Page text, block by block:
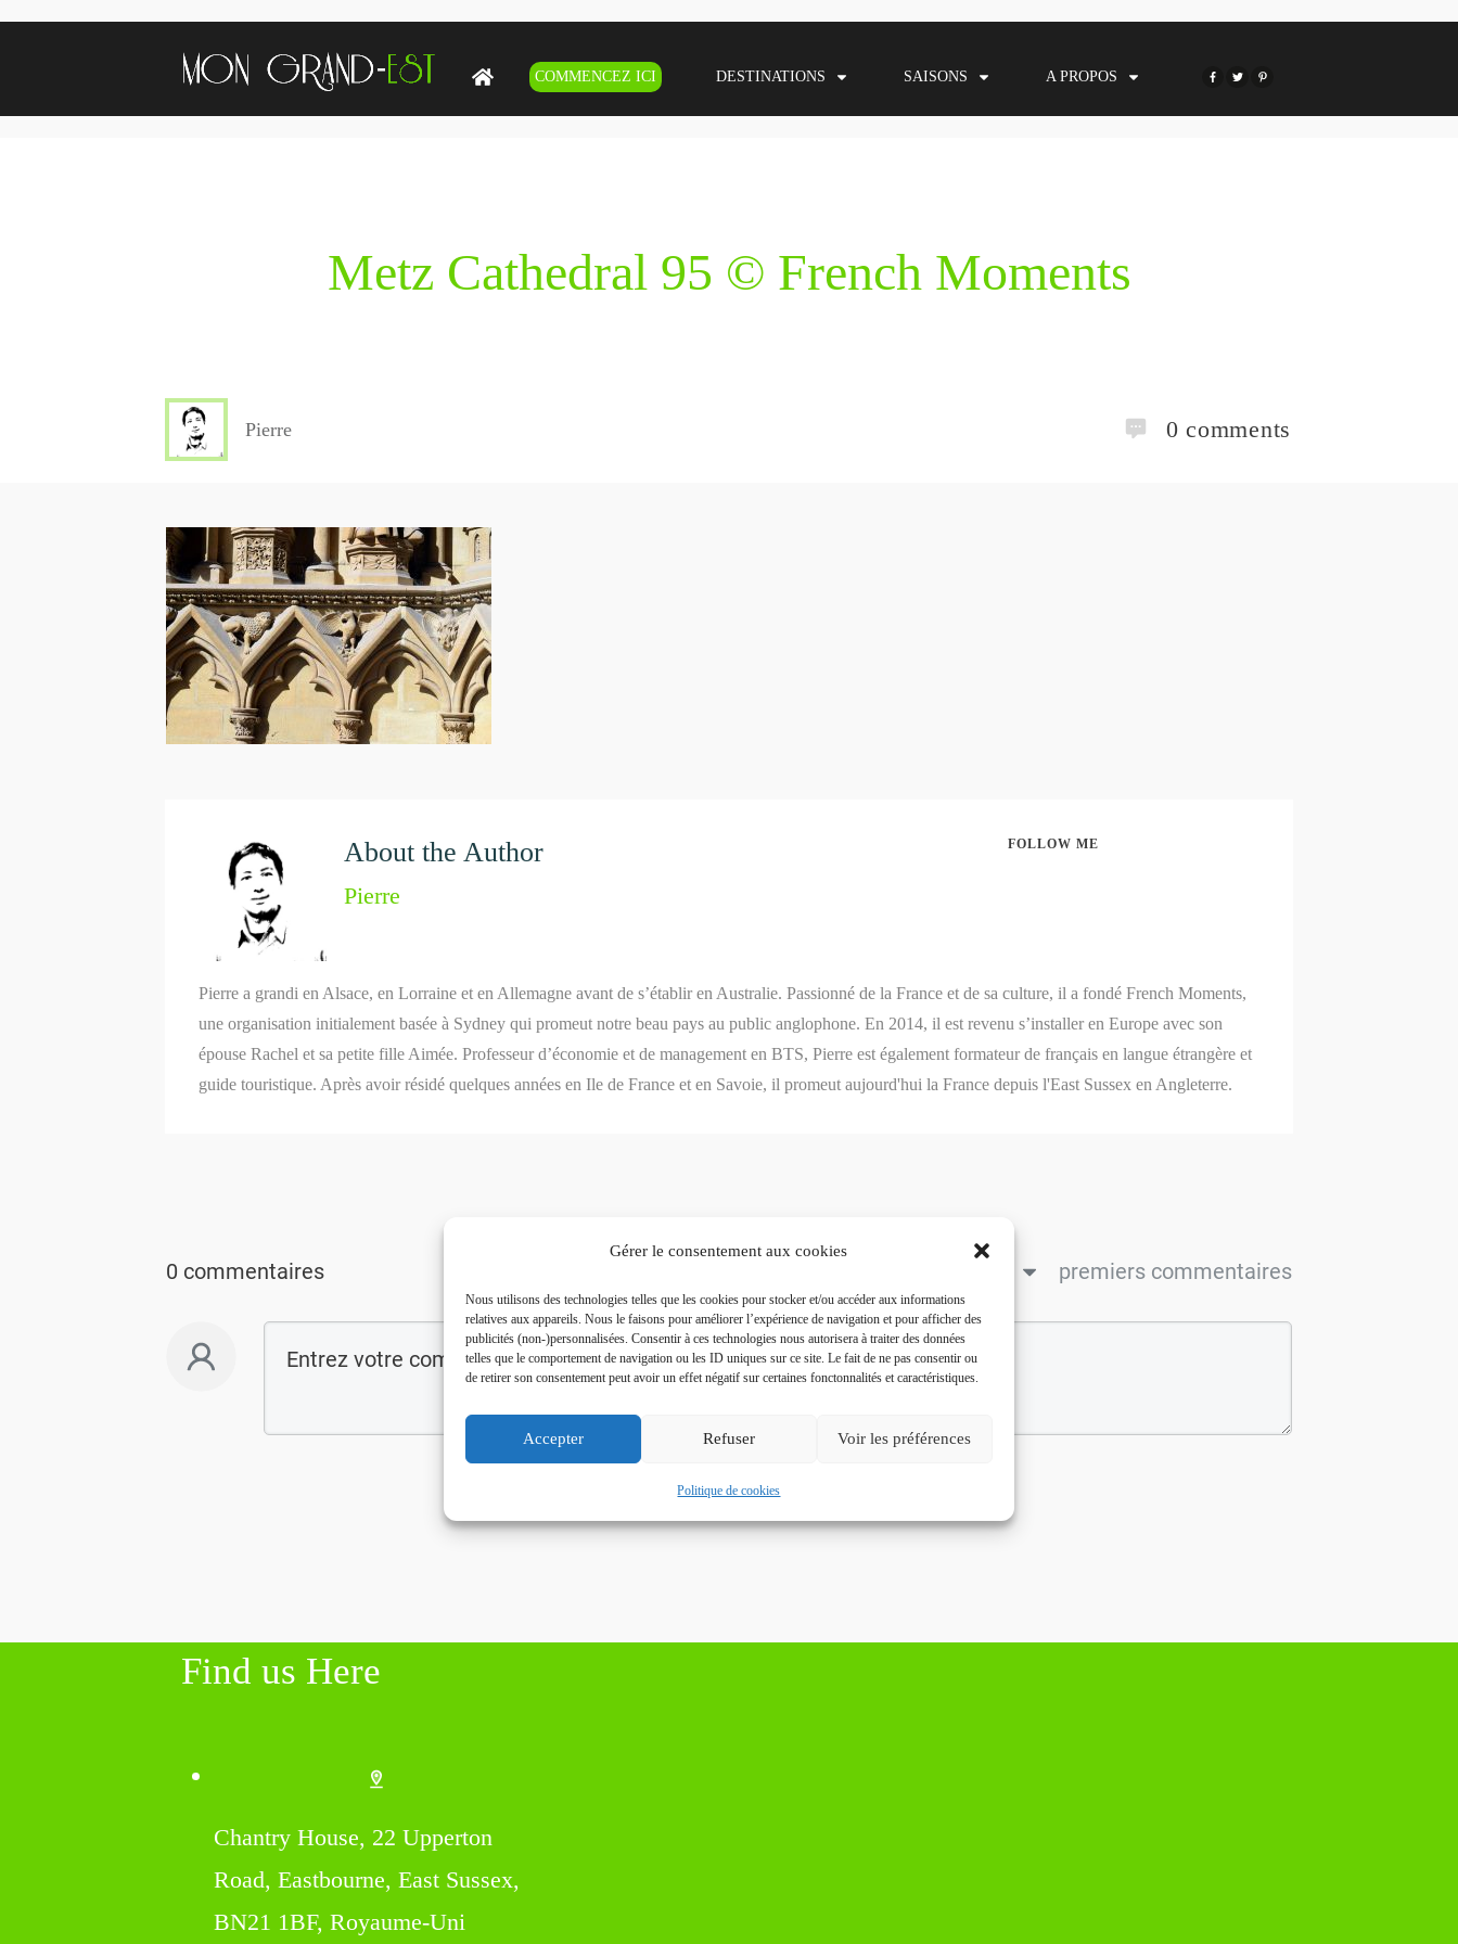
Gérer le consentement aux cookies
Nous utilisons des technologies telles que les cookies pour stocker et/ou accéder aux informations
relatives aux appareils. Nous le faisons pour améliorer l’expérience de navigation et pour afficher des
publicités (non-)personnalisées. Consentir à ces technologies nous autorisera à traiter des données
telles que le comportement de navigation ou les ID uniques sur ce site. Le fait de ne pas consentir ou
de retirer son consentement peut avoir un effet négatif sur certaines fonctonnalités et caractéristiques.
Accepter Refuser Voir les préférences
Politique de cookies
COMMENCEZ ICI DESTINATIONS SAISONS A PROPOS
Metz Cathedral 95 © French Moments
Pierre 0 comments
About the Author
Pierre
FOLLOW ME
Pierre a grandi en Alsace, en Lorraine et en Allemagne avant de s’établir en Australie. Passionné de la France et de sa culture, il a fondé French Moments,
une organisation initialement basée à Sydney qui promeut notre beau pays au public anglophone. En 2014, il est revenu s’installer en Europe avec son
épouse Rachel et sa petite fille Aimée. Professeur d’économie et de management en BTS, Pierre est également formateur de français en langue étrangère et
guide touristique. Après avoir résidé quelques années en Ile de France et en Savoie, il promeut aujourd'hui la France depuis l'East Sussex en Angleterre.
0 commentaires premiers commentaires
Find us Here
Chantry House, 22 Upperton
Road, Eastbourne, East Sussex,
BN21 1BF, Royaume-Uni